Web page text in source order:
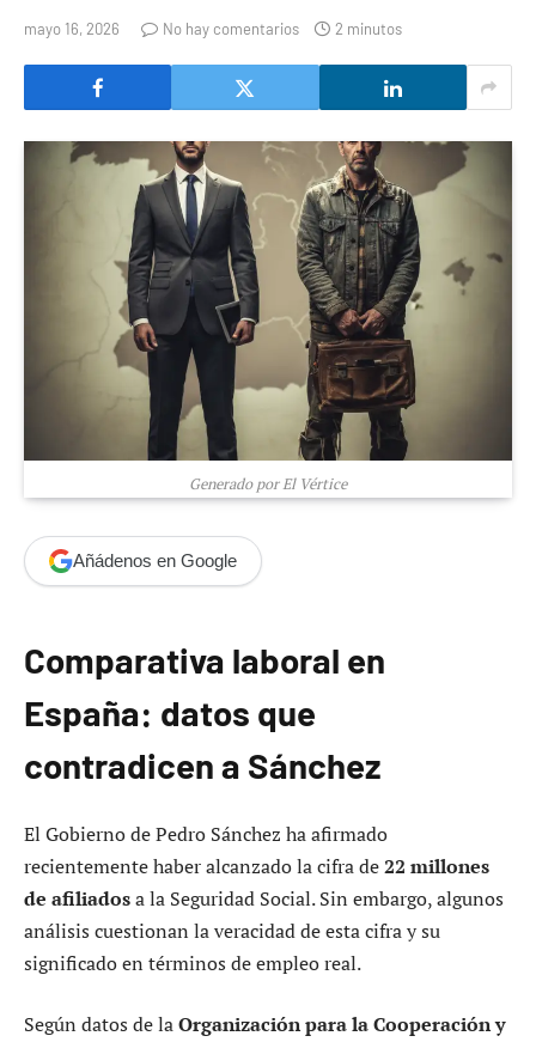
mayo 16, 2026 No hay comentarios 2 minutos
Generado por El Vértice
Añádenos en Google
Comparativa laboral en
España: datos que
contradicen a Sánchez
El Gobierno de Pedro Sánchez ha afirmado
recientemente haber alcanzado la cifra de22 millones
de afiliadosa la Seguridad Social. Sin embargo, algunos
análisis cuestionan la veracidad de esta cifra y su
significado en términos de empleo real.
Según datos de laOrganización para la Cooperación y